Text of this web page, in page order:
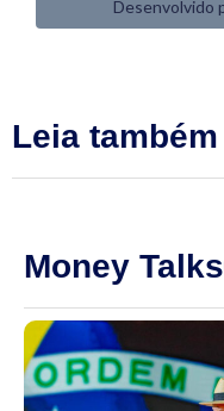
Leia também
Money Talks